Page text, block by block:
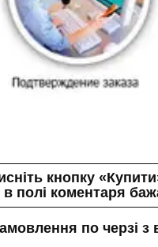
кнопку
полі коментаря
по черзі